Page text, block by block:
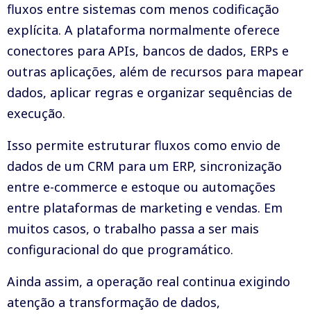
fluxos entre sistemas com menos codificação
explícita. A plataforma normalmente oferece
conectores para APIs, bancos de dados, ERPs e
outras aplicações, além de recursos para mapear
dados, aplicar regras e organizar sequências de
execução.
Isso permite estruturar fluxos como envio de
dados de um CRM para um ERP, sincronização
entre e-commerce e estoque ou automações
entre plataformas de marketing e vendas. Em
muitos casos, o trabalho passa a ser mais
configuracional do que programático.
Ainda assim, a operação real continua exigindo
atenção a transformação de dados,